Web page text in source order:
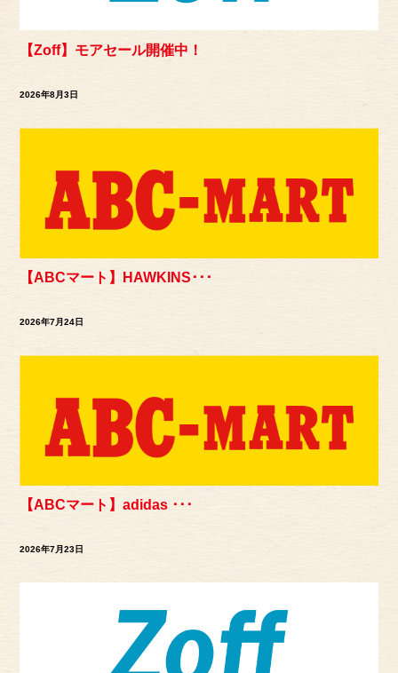
【Zoff】モアセール開催中！
2026年8月3日
【ABCマート】HAWKINS･･･
2026年7月24日
【ABCマート】adidas ･･･
2026年7月23日